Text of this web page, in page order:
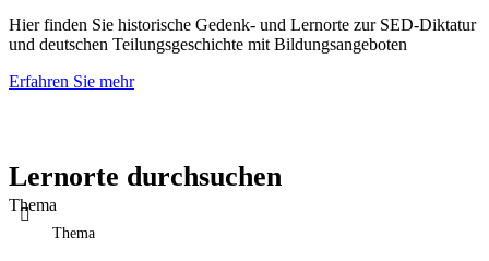
Hier finden Sie historische Gedenk- und Lernorte zur SED-Diktatur
und deutschen Teilungsgeschichte mit Bildungsangeboten
Erfahren Sie mehr
Lernorte durchsuchen
Thema